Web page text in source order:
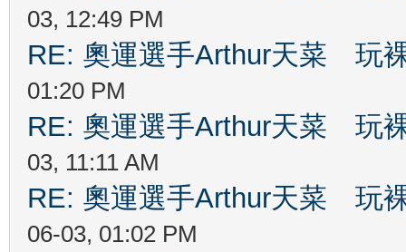
03, 12:49 PM
RE: 奧運選手Arthur天菜 玩
01:20 PM
RE: 奧運選手Arthur天菜 玩
03, 11:11 AM
RE: 奧運選手Arthur天菜 玩
06-03, 01:02 PM